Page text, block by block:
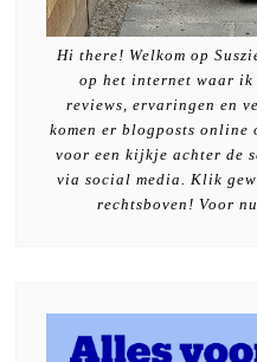
Hi there! Welkom op
op het internet waar
reviews, ervaringen en
komen er blogposts online
voor een kijkje achter de
via social media. Klik
rechtsboven! Voor